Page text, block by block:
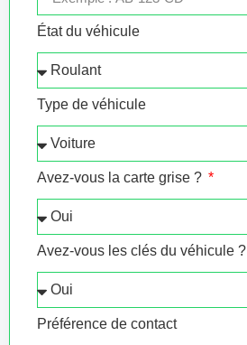
État du véhicule
Type de véhicule
Avez-vous la carte grise ?
Avez-vous les clés du véhicule ?
Préférence de contact